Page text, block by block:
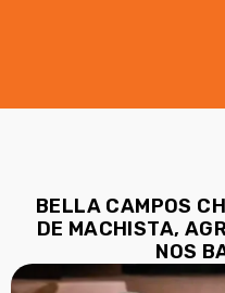
BELLA CAMPOS
DE MACHISTA,
NOS